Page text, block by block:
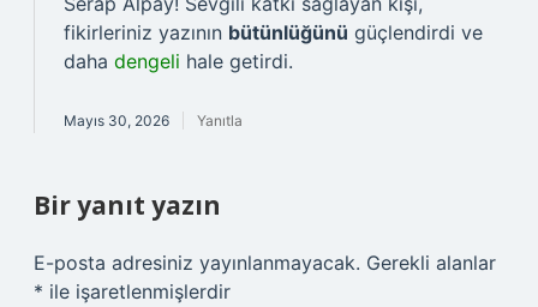
fikirleriniz yazının bütünlüğünü güçlendirdi ve
daha dengeli hale getirdi.
Mayıs 30, 2026 Yanıtla
Bir yanıt yazın
E-posta adresiniz yayınlanmayacak. Gerekli alanlar
* ile işaretlenmişlerdir